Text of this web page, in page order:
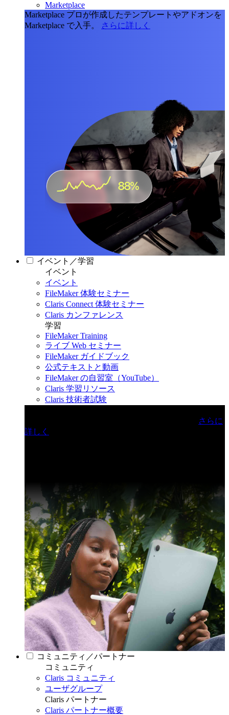
Marketplace
Marketplace プロが作成したテンプレートやアドオンを
Marketplace で入手。
さらに詳しく
イベント／学習
イベント
イベント
FileMaker 体験セミナー
Claris Connect 体験セミナー
Claris カンファレンス
学習
FileMaker Training
ライブ Web セミナー
FileMaker ガイドブック
公式テキストと動画
FileMaker の自習室（YouTube）
Claris 学習リソース
Claris 技術者試験
さらに
詳しく
コミュニティ／パートナー
コミュニティ
Claris コミュニティ
ユーザグループ
Claris パートナー
Claris パートナー概要